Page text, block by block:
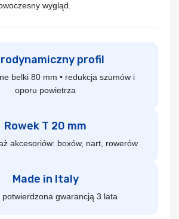
wygląd.
profil
belki 80 mm • redukcja szumów i
oporu powietrza
Rowek T 20 mm
akcesoriów: boxów, nart, rowerów
Made in Italy
potwierdzona gwarancją 3 lata